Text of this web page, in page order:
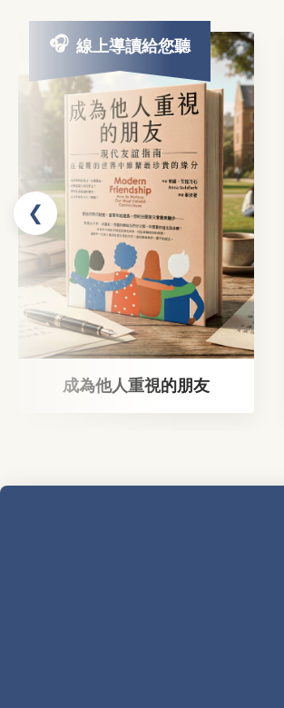
❮
線上導讀給您聽
成為他人重視的朋友